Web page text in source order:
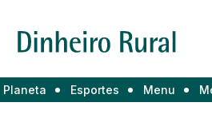
Planeta Esportes Menu